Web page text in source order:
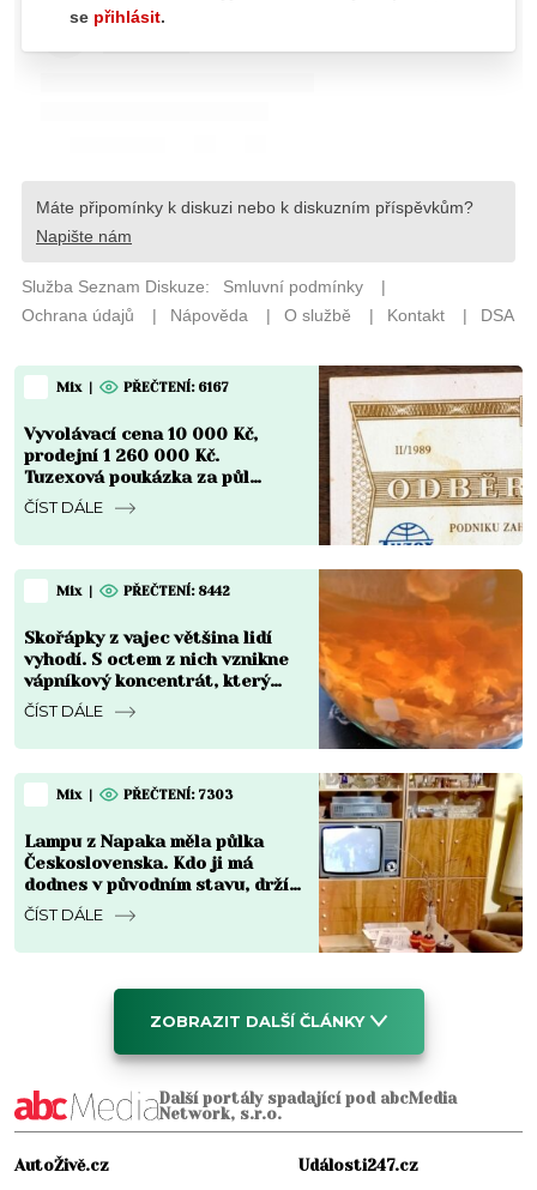
Mix | PŘEČTENÍ: 6167
Vyvolávací cena 10 000 Kč,
prodejní 1 260 000 Kč.
Tuzexová poukázka za půl
koruny se stala nejdražším
bonem v české historii
ČÍST DÁLE
Mix | PŘEČTENÍ: 8442
Skořápky z vajec většina lidí
vyhodí. S octem z nich vznikne
vápníkový koncentrát, který
chřadnoucím rostlinám vrátí
ČÍST DÁLE
Mix | PŘEČTENÍ: 7303
Lampu z Napaka měla půlka
Československa. Kdo ji má
dodnes v původním stavu, drží
v ruce kus za 8 000 Kč i víc
ČÍST DÁLE
ZOBRAZIT DALŠÍ ČLÁNKY
Další portály spadající pod abcMedia
Network, s.r.o.
AutoŽivě.cz
Události247.cz